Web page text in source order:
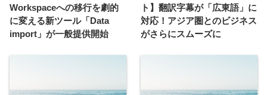
Workspaceへの移行を劇的
に変える新ツール「Data
import」が一般提供開始
ト】翻訳字幕が「広東語」に
対応！アジア圏とのビジネス
がさらにスムーズに